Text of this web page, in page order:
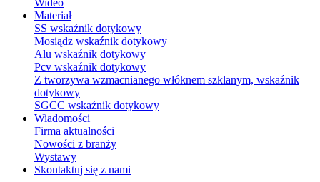
Wideo
Materiał
SS wskaźnik dotykowy
Mosiądz wskaźnik dotykowy
Alu wskaźnik dotykowy
Pcv wskaźnik dotykowy
Z tworzywa wzmacnianego włóknem szklanym, wskaźnik
dotykowy
SGCC wskaźnik dotykowy
Wiadomości
Firma aktualności
Nowości z branży
Wystawy
Skontaktuj się z nami